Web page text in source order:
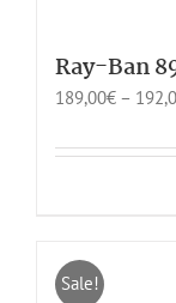
Ray-Ban
189,00€ –
Sale!